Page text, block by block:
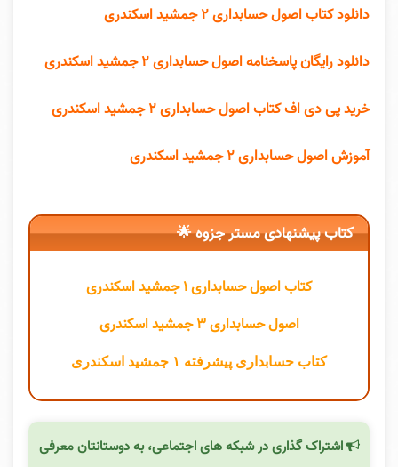
دانلود کتاب اصول حسابداری ۲ جمشید اسکندری
دانلود رایگان پاسخنامه اصول حسابداری ۲ جمشید اسکندری
خرید پی دی اف کتاب اصول حسابداری ۲ جمشید اسکندری
آموزش اصول حسابداری ۲ جمشید اسکندری
کتاب پیشنهادی مستر جزوه 🌟
کتاب اصول حسابداری ۱ جمشید اسکندری
اصول حسابداری ۳ جمشید اسکندری
کتاب حسابداری پیشرفته ۱ جمشید اسکندری
اشتراک گذاری در شبکه های اجتماعی، به دوستانتان معرفی